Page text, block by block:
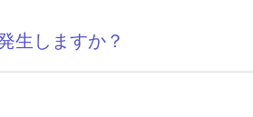
生しますか？